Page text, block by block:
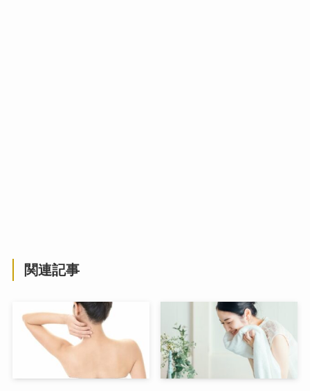
関連記事